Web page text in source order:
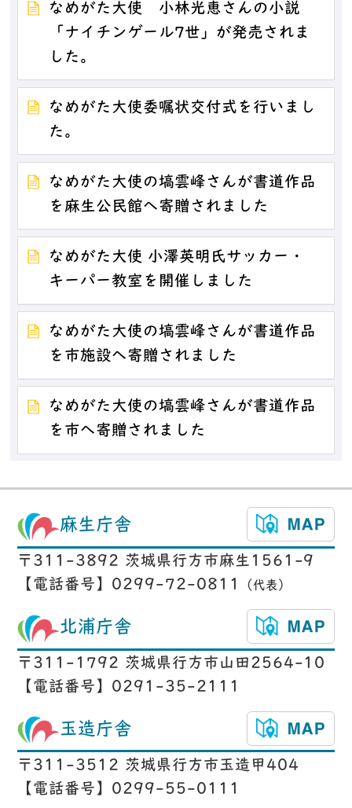
なめがた大使 小林光恵さんの小説
「ナイチンゲール7世」が発売されま
した。
なめがた大使委嘱状交付式を行いまし
た。
なめがた大使の塙雲峰さんが書道作品
を麻生公民館へ寄贈されました
なめがた大使 小澤英明氏サッカー・
キーパー教室を開催しました
なめがた大使の塙雲峰さんが書道作品
を市施設へ寄贈されました
なめがた大使の塙雲峰さんが書道作品
を市へ寄贈されました
麻生庁舎
〒311-3892 茨城県行方市麻生1561-9
【電話番号】0299-72-0811
（代表）
北浦庁舎
〒311-1792 茨城県行方市山田2564-10
【電話番号】0291-35-2111
玉造庁舎
〒311-3512 茨城県行方市玉造甲404
【電話番号】0299-55-0111